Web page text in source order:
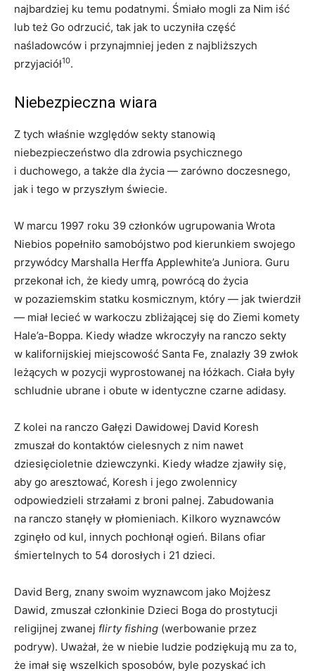
najbardziej ku temu podatnymi. Śmiało mogli za Nim iść
lub też Go odrzucić, tak jak to uczyniła część
naśladowców i przynajmniej jeden z najbliższych
przyjaciół10.
Niebezpieczna wiara
Z tych właśnie względów sekty stanowią
niebezpieczeństwo dla zdrowia psychicznego
i duchowego, a także dla życia — zarówno doczesnego,
jak i tego w przyszłym świecie.
W marcu 1997 roku 39 członków ugrupowania Wrota
Niebios popełniło samobójstwo pod kierunkiem swojego
przywódcy Marshalla Herffa Applewhite’a Juniora. Guru
przekonał ich, że kiedy umrą, powrócą do życia
w pozaziemskim statku kosmicznym, który — jak twierdził
— miał lecieć w warkoczu zbliżającej się do Ziemi komety
Hale’a-Boppa. Kiedy władze wkroczyły na ranczo sekty
w kalifornijskiej miejscowość Santa Fe, znalazły 39 zwłok
leżących w pozycji wyprostowanej na łóżkach. Ciała były
schludnie ubrane i obute w identyczne czarne adidasy.
Z kolei na ranczo Gałęzi Dawidowej David Koresh
zmuszał do kontaktów cielesnych z nim nawet
dziesięcioletnie dziewczynki. Kiedy władze zjawiły się,
aby go aresztować, Koresh i jego zwolennicy
odpowiedzieli strzałami z broni palnej. Zabudowania
na ranczo stanęły w płomieniach. Kilkoro wyznawców
zginęło od kul, innych pochłonął ogień. Bilans ofiar
śmiertelnych to 54 dorosłych i 21 dzieci.
David Berg, znany swoim wyznawcom jako Mojżesz
Dawid, zmuszał członkinie Dzieci Boga do prostytucji
religijnej zwanej flirty fishing (werbowanie przez
podryw). Uważał, że w niebie ludzie podziękują mu za to,
że imał się wszelkich sposobów, byle pozyskać ich